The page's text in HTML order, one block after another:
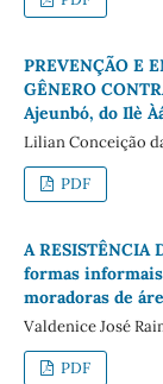
PREVENÇÃO E
GÊNERO
Ajeunbó, do Ilè
Lilian Conceição
PDF
A RESISTÊNCIA
formas
moradoras de
Valdenice José
PDF